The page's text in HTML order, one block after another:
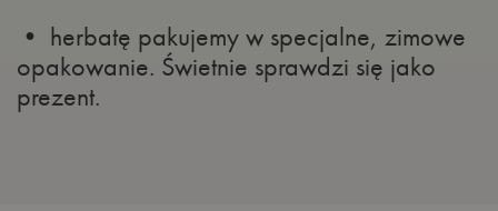
• herbatę pakujemy w specjalne, zimowe
opakowanie. Świetnie sprawdzi się jako
prezent.